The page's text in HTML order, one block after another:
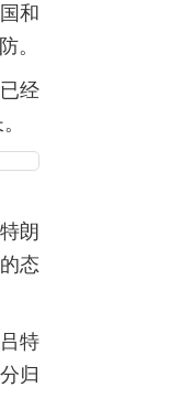
和
。
经
朗
态
特
归